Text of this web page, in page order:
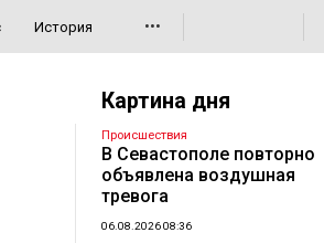
История •••
Картина дня
Происшествия
В Севастополе повторно
объявлена воздушная
тревога
06.08.2026 08:36